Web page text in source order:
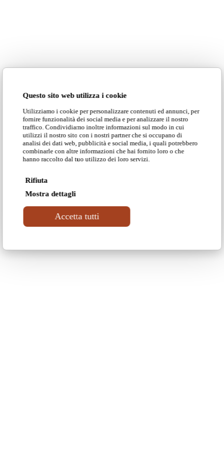
Questo sito web utilizza i cookie
Utilizziamo i cookie per personalizzare contenuti ed annunci, per
fornire funzionalità dei social media e per analizzare il nostro
traffico. Condividiamo inoltre informazioni sul modo in cui
utilizzi il nostro sito con i nostri partner che si occupano di
analisi dei dati web, pubblicità e social media, i quali potrebbero
combinarle con altre informazioni che hai fornito loro o che
hanno raccolto dal tuo utilizzo dei loro servizi.
Rifiuta
Mostra dettagli
Accetta tutti